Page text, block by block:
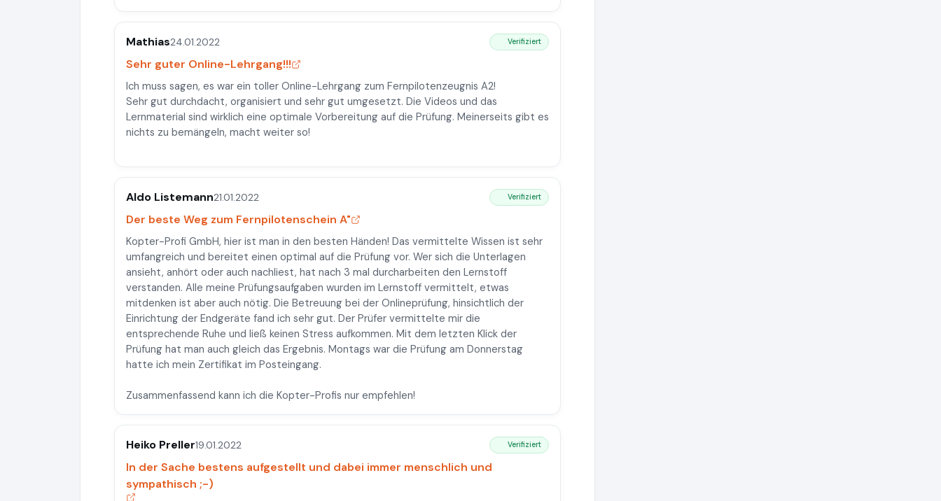
Mathias24.01.2022 Verifiziert
Sehr guter Online-Lehrgang!!!
Ich muss sagen, es war ein toller Online-Lehrgang zum Fernpilotenzeugnis A2!
Sehr gut durchdacht, organisiert und sehr gut umgesetzt. Die Videos und das
Lernmaterial sind wirklich eine optimale Vorbereitung auf die Prüfung. Meinerseits gibt es
nichts zu bemängeln, macht weiter so!
Aldo Listemann21.01.2022 Verifiziert
Der beste Weg zum Fernpilotenschein A"
Kopter-Profi GmbH, hier ist man in den besten Händen! Das vermittelte Wissen ist sehr
umfangreich und bereitet einen optimal auf die Prüfung vor. Wer sich die Unterlagen
ansieht, anhört oder auch nachliest, hat nach 3 mal durcharbeiten den Lernstoff
verstanden. Alle meine Prüfungsaufgaben wurden im Lernstoff vermittelt, etwas
mitdenken ist aber auch nötig. Die Betreuung bei der Onlineprüfung, hinsichtlich der
Einrichtung der Endgeräte fand ich sehr gut. Der Prüfer vermittelte mir die
entsprechende Ruhe und ließ keinen Stress aufkommen. Mit dem letzten Klick der
Prüfung hat man auch gleich das Ergebnis. Montags war die Prüfung am Donnerstag
hatte ich mein Zertifikat im Posteingang.
Zusammenfassend kann ich die Kopter-Profis nur empfehlen!
Heiko Preller19.01.2022 Verifiziert
In der Sache bestens aufgestellt und dabei immer menschlich und
sympathisch ;-)